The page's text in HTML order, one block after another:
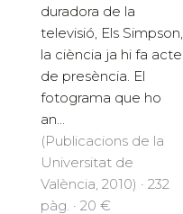
duradora de la
televisió, Els Simpson,
la ciència ja hi fa acte
de presència. El
fotograma que ho
an...
(Publicacions de la
Universitat de
València, 2010) · 232
pàg. · 20 €